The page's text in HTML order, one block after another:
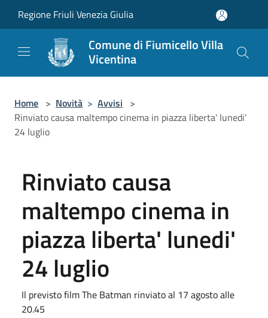
Regione Friuli Venezia Giulia
Comune di Fiumicello Villa
Vicentina
Home > Novità > Avvisi >
Rinviato causa maltempo cinema in piazza liberta' lunedi'
24 luglio
Rinviato causa
maltempo cinema in
piazza liberta' lunedi'
24 luglio
Il previsto film The Batman rinviato al 17 agosto alle
20.45